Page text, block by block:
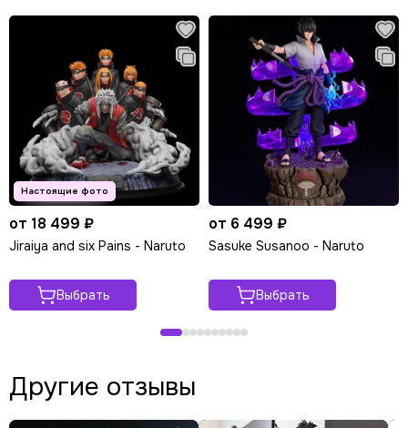
от 18 499 ₽
Jiraiya and six Pains - Naruto
Выбрать
от 6 499 ₽
Sasuke Susanoo - Naruto
Выбрать
Другие отзывы